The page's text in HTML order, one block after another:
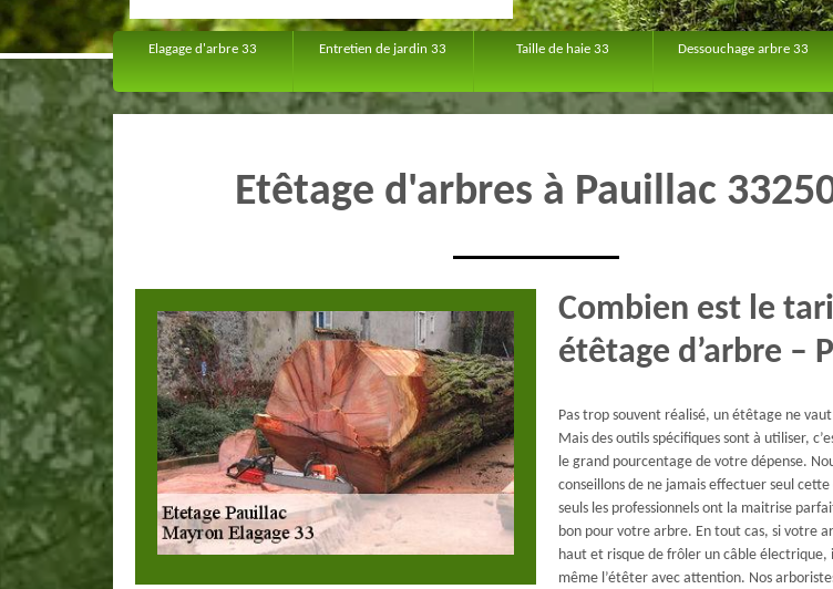
Elagage d'arbre 33 Entretien de jardin 33 Taille de haie 33 Dessouchage arbre 33
Etêtage d'arbres à Pauillac
Combien est le
étêtage d’arbre –
Pas trop souvent réalisé, un étêtage ne
Mais des outils spécifiques sont à utiliser,
le grand pourcentage de votre dépense.
conseillons de ne jamais effectuer seul
seuls les professionnels ont la maitrise
bon pour votre arbre. En tout cas, si votre
haut et risque de frôler un câble électrique,
même l’étêter avec attention. Nos